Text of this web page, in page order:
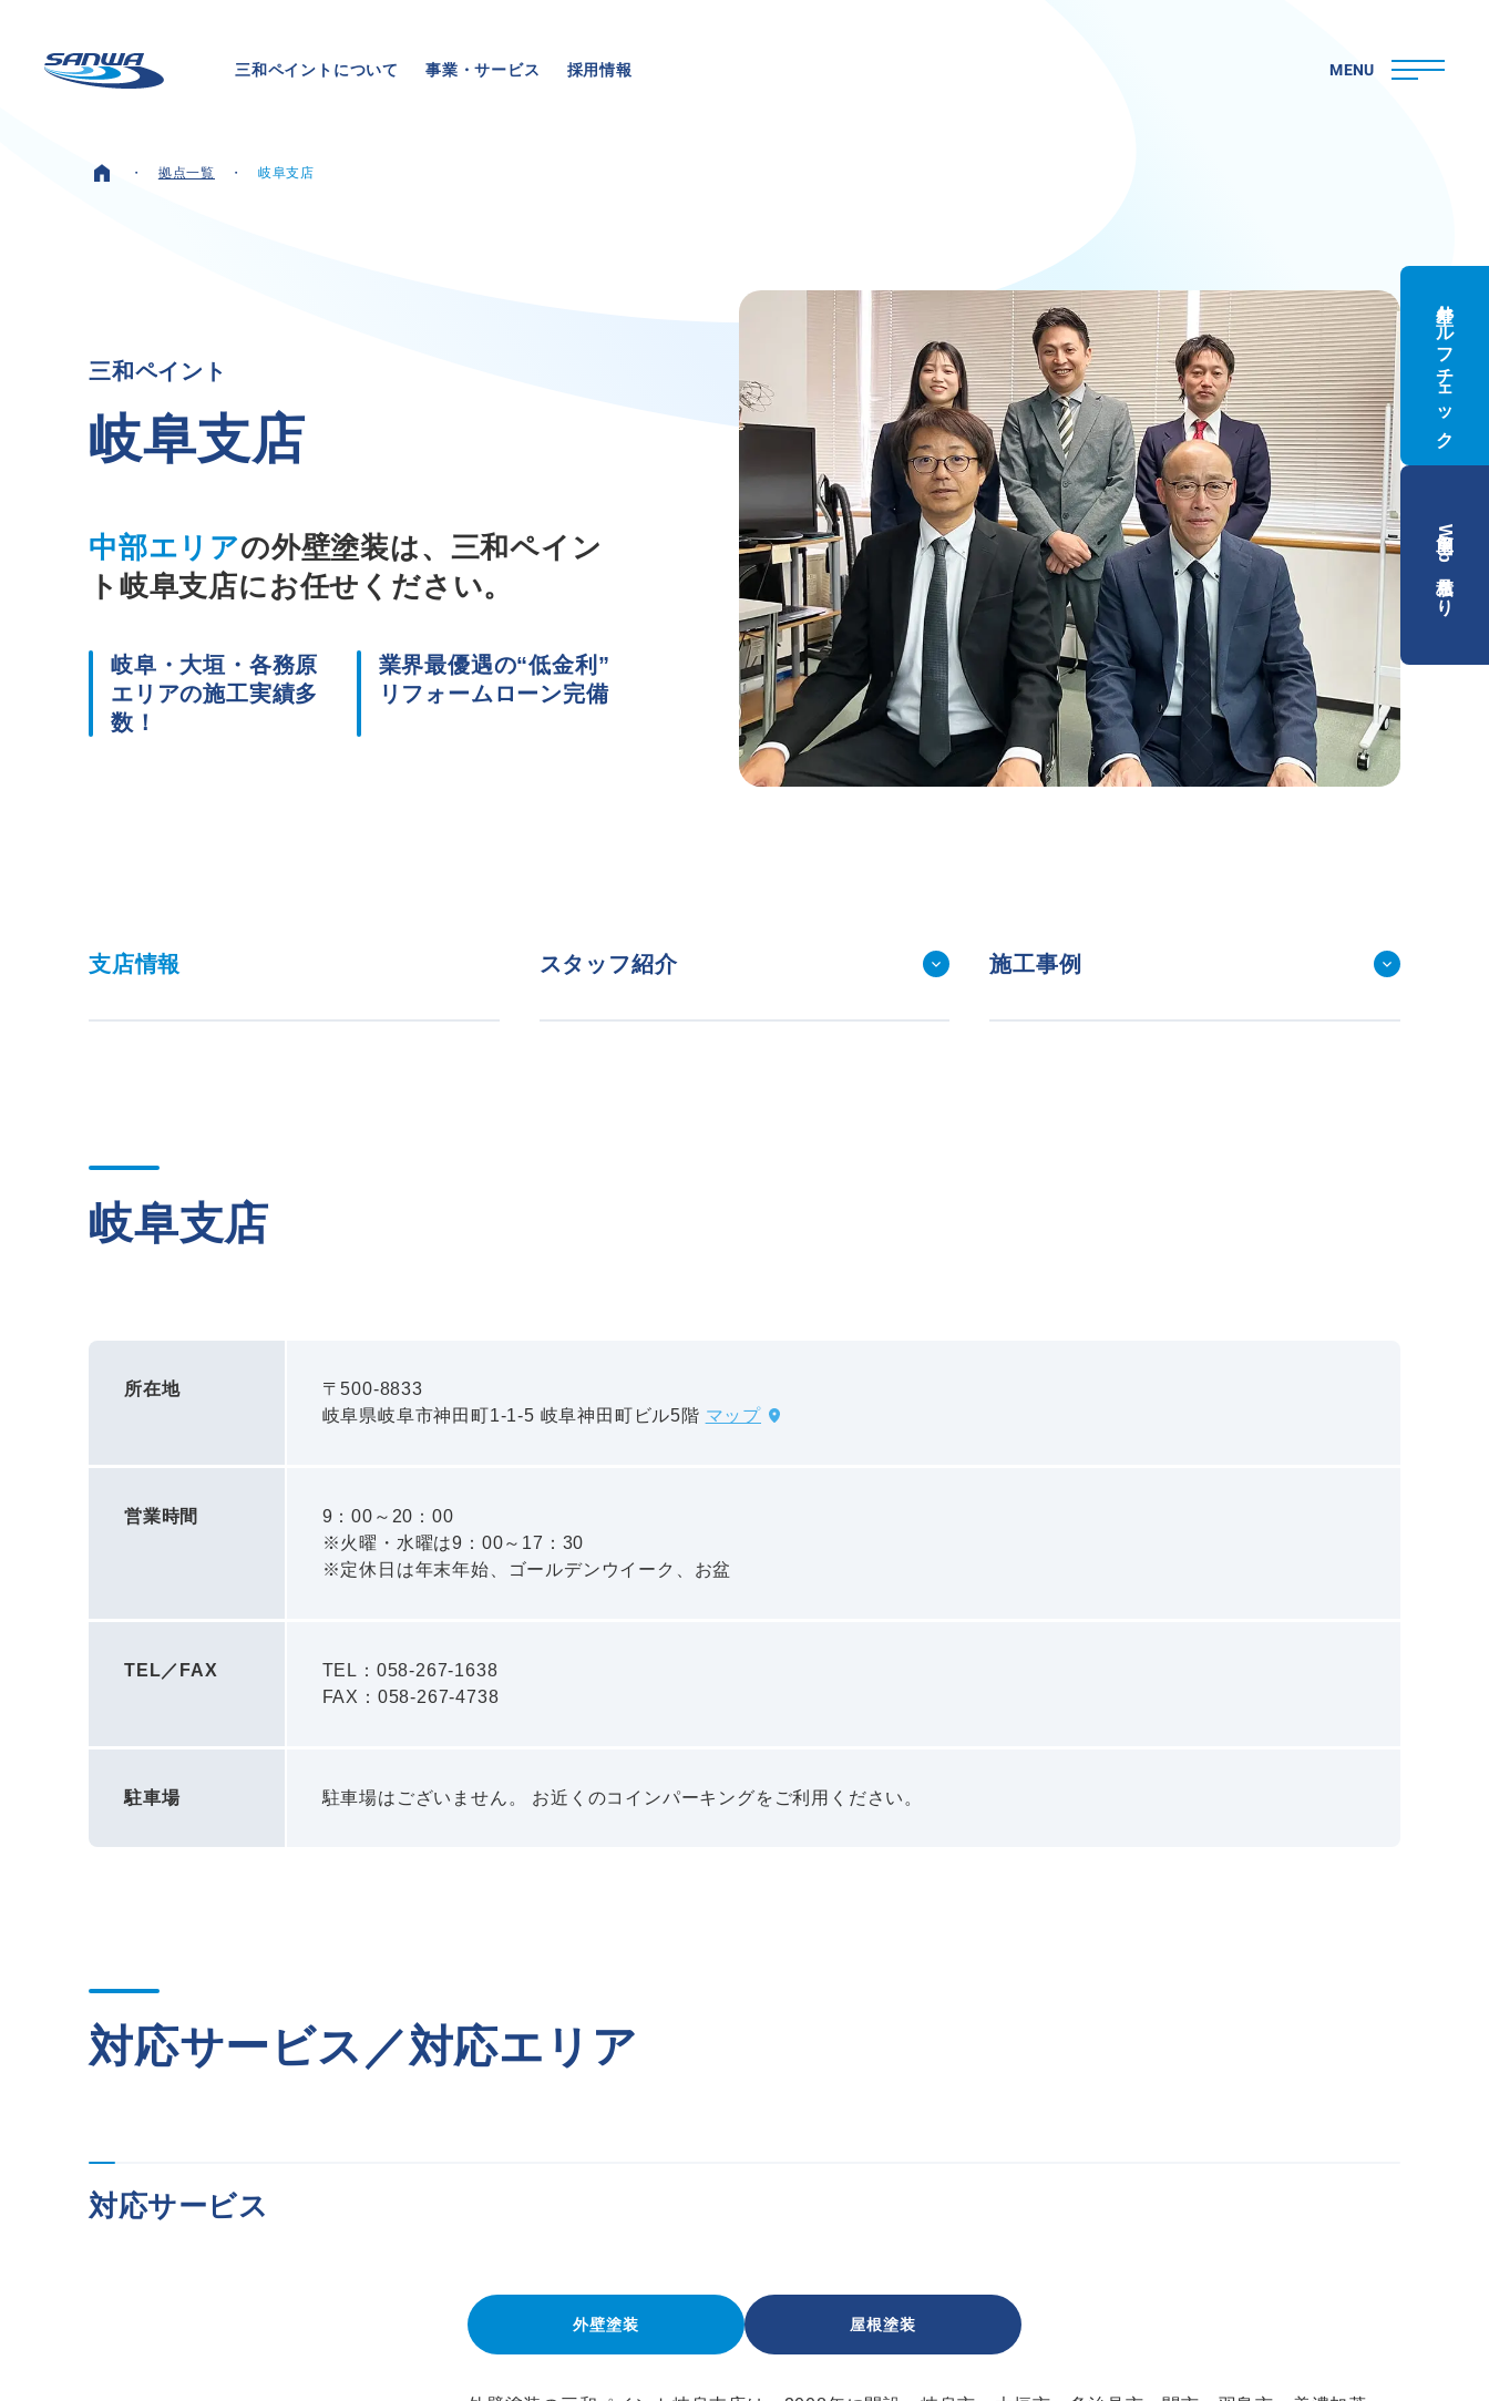
三和ペイントについて 事業・サービス 採用情報 MENU
理念
会社概要
拠点一覧
外壁セルフチェック
採用情報
メッセージ
数字でわかる三和ペイント
仕事紹介
キャリア形成
福利厚生・社内イベント
新卒採用
中途採用
ニュース よくある質問 お問い合わせ
資料請求
簡単Web見積もり（無料）
現地診断見積もり（無料）
プライバシーポリシー コミュニティガイドライン AIポリシー 特定商取引法に基づく表記
拠点一覧 岐阜支店
三和ペイ ン ト
岐阜支店
中部エリアの外壁塗装は、三和ペイン
ト岐阜支店にお任せください。
岐阜・大垣・各務原
エリアの施工実績多
数！
業界最優遇の“低金利”
リフォームローン完備
支店情報 スタッフ紹介 施工事例
岐阜支店
所在地
〒500-8833
岐阜県岐阜市神田町1-1-5 岐阜神田町ビル5階 マップ
営業時間
9：00～20：00
※火曜・水曜は9：00～17：30
※定休日は年末年始、ゴールデンウイーク、お盆
TEL／FAX
TEL：058-267-1638
FAX：058-267-4738
駐車場 駐車場はございません。 お近くのコインパーキングをご利用ください。
対応サービス／対応エリア
対応サービス
外壁塗装 屋根塗装
外壁セルフチェック
簡単Web見積もり